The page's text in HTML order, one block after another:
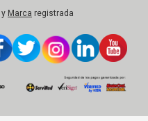
y Marca registrada